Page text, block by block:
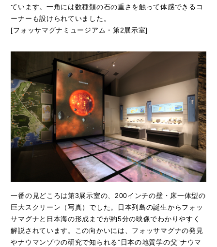
ています。一角には数種類の石の重さを触って体感できるコ
ーナーも設けられていました。
[フォッサマグナミュージアム・第2展示室]
一番の見どころは第3展示室の、200インチの壁・床一体型の
巨大スクリーン（写真）でした。日本列島の誕生からフォッ
サマグナと日本海の形成までが約5分の映像でわかりやすく
解説されています。この向かいには、フォッサマグナの発見
やナウマンゾウの研究で知られる”日本の地質学の父”ナウマ